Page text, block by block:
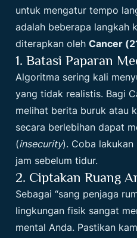
untuk mengatur tempo
adalah beberapa langkah
diterapkan olehCancer
1. Batasi Paparan
Algoritma sering kali
yang tidak realistis. Bagi
melihat berita buruk atau
secara berlebihan dapat
(insecurity). Coba lakukan
jam sebelum tidur.
2. Ciptakan Ruang
Sebagai “sang penjaga
lingkungan fisik sangat
mental Anda. Pastikan